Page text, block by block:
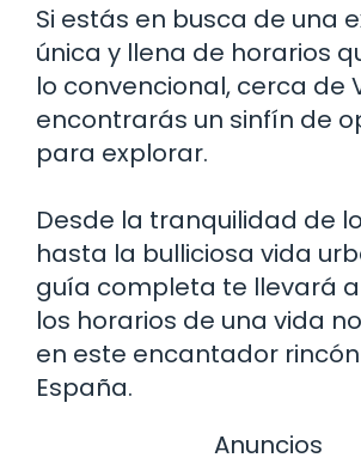
Si estás en busca de una
única y llena de horarios
lo convencional, cerca de
encontrarás un sinfín de
para explorar.
Desde la tranquilidad de
hasta la bulliciosa vida
guía completa te llevará
los horarios de una vida
en este encantador
España.
Anuncios